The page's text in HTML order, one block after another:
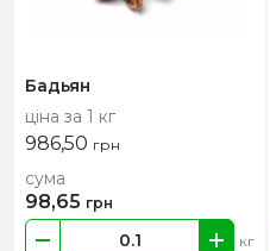
Бадьян
ціна за 1 кг
986,50 грн
кг
сума
98,65 грн